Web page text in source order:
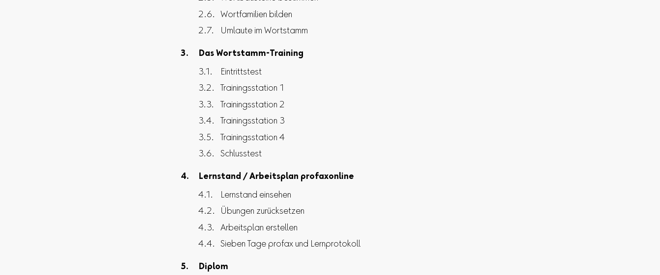
Wortfamilien bilden
Umlaute im Wortstamm
Das Wortstamm-Training
Eintrittstest
Trainingsstation 1
Trainingsstation 2
Trainingsstation 3
Trainingsstation 4
Schlusstest
Lernstand / Arbeitsplan profaxonline
Lernstand einsehen
Übungen zurücksetzen
Arbeitsplan erstellen
Sieben Tage profax und Lernprotokoll
Diplom